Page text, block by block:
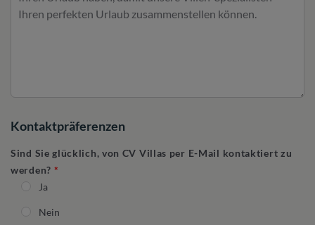
Kontaktpräferenzen
Sind Sie glücklich, von CV Villas per E-Mail kontaktiert zu
werden?
Ja
Nein